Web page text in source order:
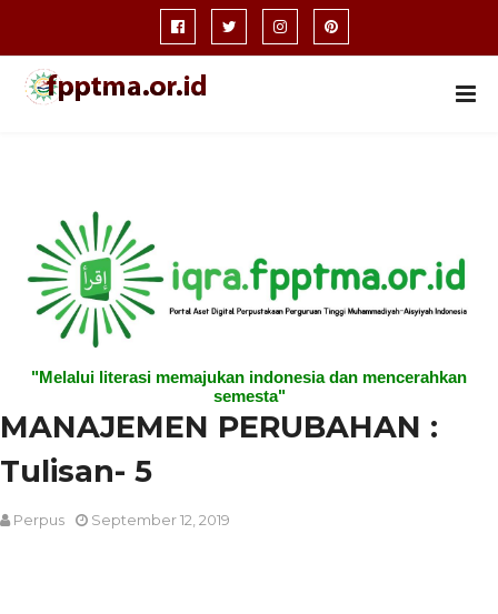
"Melalui literasi memajukan indonesia dan mencerahkan
semesta"
MANAJEMEN PERUBAHAN :
Tulisan- 5
Perpus September 12, 2019